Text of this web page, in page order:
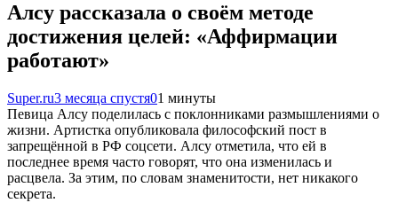
Алсу рассказала о своём методе
достижения целей: «Аффирмации
работают»
Super.ru3 месяца спустя01 минуты
Певица Алсу поделилась с поклонниками размышлениями о
жизни. Артистка опубликовала философский пост в
запрещённой в РФ соцсети. Алсу отметила, что ей в
последнее время часто говорят, что она изменилась и
расцвела. За этим, по словам знаменитости, нет никакого
секрета.